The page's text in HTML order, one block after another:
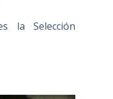
la Selección